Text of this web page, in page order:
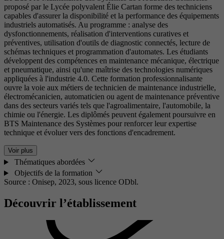
proposé par le Lycée polyvalent Élie Cartan forme des techniciens
capables d'assurer la disponibilité et la performance des équipements
industriels automatisés. Au programme : analyse des
dysfonctionnements, réalisation d'interventions curatives et
préventives, utilisation d'outils de diagnostic connectés, lecture de
schémas techniques et programmation d'automates. Les étudiants
développent des compétences en maintenance mécanique, électrique
et pneumatique, ainsi qu'une maîtrise des technologies numériques
appliquées à l'industrie 4.0. Cette formation professionnalisante
ouvre la voie aux métiers de technicien de maintenance industrielle,
électromécanicien, automaticien ou agent de maintenance préventive
dans des secteurs variés tels que l'agroalimentaire, l'automobile, la
chimie ou l'énergie. Les diplômés peuvent également poursuivre en
BTS Maintenance des Systèmes pour renforcer leur expertise
technique et évoluer vers des fonctions d'encadrement.
Voir plus
Thématiques abordées
Objectifs de la formation
Source : Onisep, 2023, sous licence ODbl.
Découvrir l’établissement